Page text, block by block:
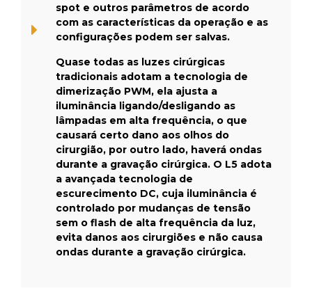
spot e outros parâmetros de acordo
com as características da operação e as
configurações podem ser salvas.
Quase todas as luzes cirúrgicas
tradicionais adotam a tecnologia de
dimerização PWM, ela ajusta a
iluminância ligando/desligando as
lâmpadas em alta frequência, o que
causará certo dano aos olhos do
cirurgião, por outro lado, haverá ondas
durante a gravação cirúrgica. O L5 adota
a avançada tecnologia de
escurecimento DC, cuja iluminância é
controlado por mudanças de tensão
sem o flash de alta frequência da luz,
evita danos aos cirurgiões e não causa
ondas durante a gravação cirúrgica.